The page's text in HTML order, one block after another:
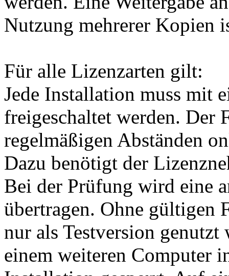
Nutzung mehrerer Kopien
Für alle Lizenzarten gilt:
Jede Installation muss mit
freigeschaltet werden. Der
regelmäßigen Abständen
Dazu benötigt der
Bei der Prüfung wird eine
übertragen. Ohne gültigen
nur als Testversion
einem weiteren Computer